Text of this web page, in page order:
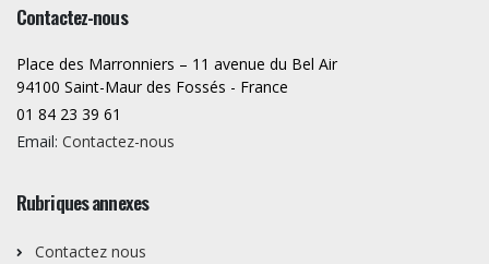
Contactez-nous
Place des Marronniers – 11 avenue du Bel Air
94100 Saint-Maur des Fossés - France
01 84 23 39 61
Email: Contactez-nous
Rubriques annexes
Contactez nous